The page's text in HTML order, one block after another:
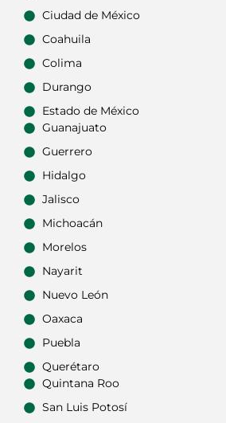
Ciudad de México
Coahuila
Colima
Durango
Estado de México
Guanajuato
Guerrero
Hidalgo
Jalisco
Michoacán
Morelos
Nayarit
Nuevo León
Oaxaca
Puebla
Querétaro
Quintana Roo
San Luis Potosí